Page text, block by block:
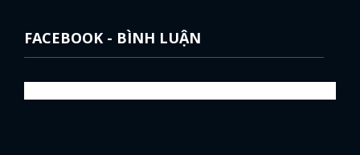
FACEBOOK
FACEBOOK - BÌNH LUẬN